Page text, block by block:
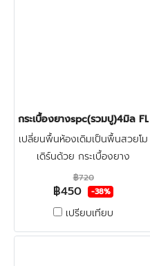
กระเบื้องยางspc(รวมปู)4มิล
เปลี่ยนพื้นห้องเดิมเป็นพื้นสวยโม
เดิร์นด้วย กระเบื้องยาง
ลายไม้spc4มิล FLOOR-PRO +
โฟมรองปรับระดับ + ปูฟรีรวมติด
ตั้ง + ตรวจพื้นก่อนติดตั้ง คลิก
฿720
฿450 -38%
เปรียบเทียบ